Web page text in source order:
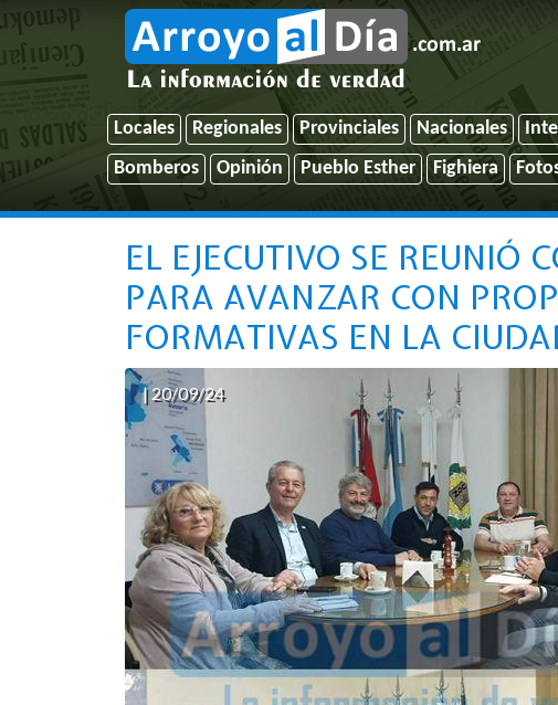
Locales Regionales Provinciales Nacionales
Bomberos
Opinión Pueblo Esther Fighiera
EL EJECUTIVO SE REUNIÓ
PARA AVANZAR CON
FORMATIVAS EN LA
| 20/09/24